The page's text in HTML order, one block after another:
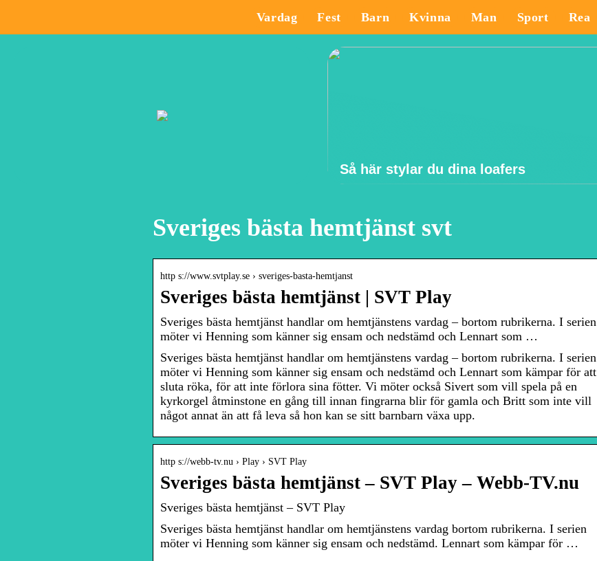
Vardag Fest Barn Kvinna Man Sport Rea
Så här stylar du dina loafers
Sveriges bästa hemtjänst svt
http s://www.svtplay.se › sveriges-basta-hemtjanst
Sveriges bästa hemtjänst | SVT Play
Sveriges bästa hemtjänst handlar om hemtjänstens vardag – bortom rubrikerna. I serien
möter vi Henning som känner sig ensam och nedstämd och Lennart som …
Sveriges bästa hemtjänst handlar om hemtjänstens vardag – bortom rubrikerna. I serien
möter vi Henning som känner sig ensam och nedstämd och Lennart som kämpar för att
sluta röka, för att inte förlora sina fötter. Vi möter också Sivert som vill spela på en
kyrkorgel åtminstone en gång till innan fingrarna blir för gamla och Britt som inte vill
något annat än att få leva så hon kan se sitt barnbarn växa upp.
http s://webb-tv.nu › Play › SVT Play
Sveriges bästa hemtjänst – SVT Play – Webb-TV.nu
Sveriges bästa hemtjänst – SVT Play
Sveriges bästa hemtjänst handlar om hemtjänstens vardag bortom rubrikerna. I serien
möter vi Henning som känner sig ensam och nedstämd. Lennart som kämpar för …